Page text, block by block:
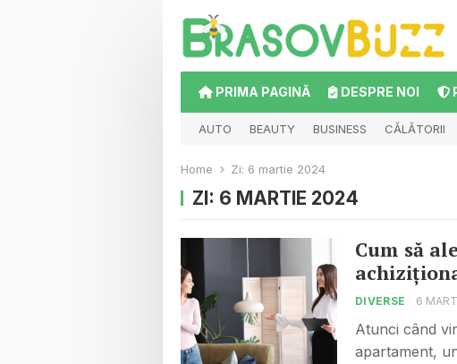
PRIMA PAGINĂ DESPRE NOI
AUTO BEAUTY BUSINESS CĂLĂTORII
Home Zi: 6 martie 2024
ZI: 6 MARTIE 2024
Cum să
DIVERSE 6
Atunci când
apartament,